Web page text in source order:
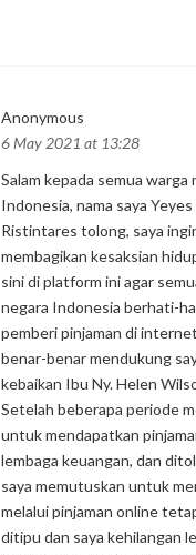
Anonymous
6 May 2021 at 13:28
Salam kepada semua warga
Indonesia, nama saya Yeyes
Ristintares tolong, saya
membagikan kesaksian
sini di platform ini agar
negara Indonesia berhati-
pemberi pinjaman di
benar-benar mendukung
kebaikan Ibu Ny. Helen
Setelah beberapa periode
untuk mendapatkan
lembaga keuangan, dan
saya memutuskan untuk
melalui pinjaman online
ditipu dan saya kehilangan